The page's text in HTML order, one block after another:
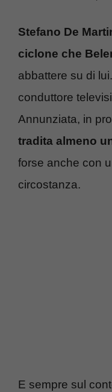
Stefano De
ciclone che
abbattere su di
conduttore
Annunziata, in
tradita almeno
forse anche con
circostanza.
E sempre sul